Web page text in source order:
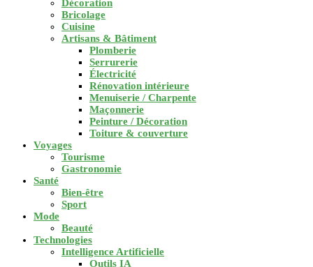
Décoration
Bricolage
Cuisine
Artisans & Bâtiment
Plomberie
Serrurerie
Électricité
Rénovation intérieure
Menuiserie / Charpente
Maçonnerie
Peinture / Décoration
Toiture & couverture
Voyages
Tourisme
Gastronomie
Santé
Bien-être
Sport
Mode
Beauté
Technologies
Intelligence Artificielle
Outils IA